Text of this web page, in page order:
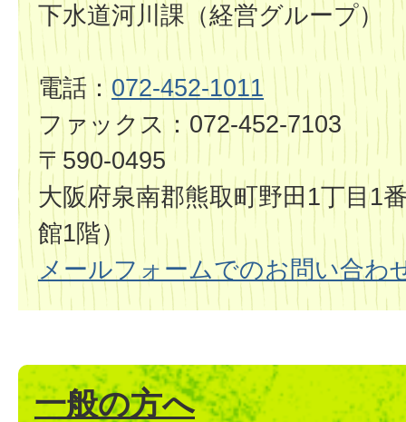
下水道河川課（経営グループ）
電話： 072-452-1011
ファックス：072-452-7103
〒590-0495
大阪府泉南郡熊取町野田1丁目1
館1階）
メールフォームでのお問い合わ
一般の方へ